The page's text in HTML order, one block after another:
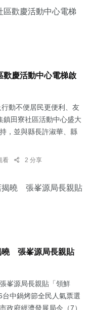
歡慶活動中心電梯啟
動不便居民更便利、友
鎮田寮社區活動中心盛大
，並與縣長許淑華、縣
看 2 分享
曉 張峯源局長親貼
峯源局長親貼「領鮮
中鍋烤節全民人氣票選
政府經濟發展局今（7）